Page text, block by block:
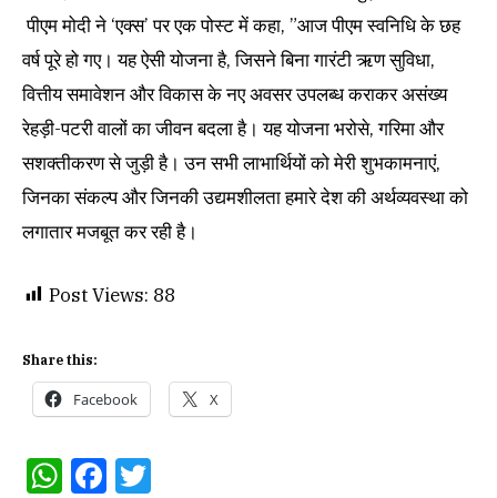
पीएम मोदी ने ‘एक्स’ पर एक पोस्ट में कहा, ”आज पीएम स्वनिधि के छह
वर्ष पूरे हो गए। यह ऐसी योजना है, जिसने बिना गारंटी ऋण सुविधा,
वित्तीय समावेशन और विकास के नए अवसर उपलब्ध कराकर असंख्य
रेहड़ी-पटरी वालों का जीवन बदला है। यह योजना भरोसे, गरिमा और
सशक्तीकरण से जुड़ी है। उन सभी लाभार्थियों को मेरी शुभकामनाएं,
जिनका संकल्प और जिनकी उद्यमशीलता हमारे देश की अर्थव्यवस्था को
लगातार मजबूत कर रही है।
Post Views: 88
Share this:
Facebook X
WhatsApp
Facebook